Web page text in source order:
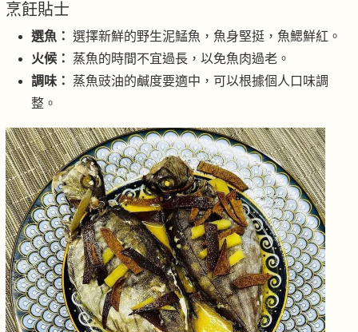
烹飪貼士
選魚： 選擇新鮮的野生泥鯭魚，魚身堅挺，魚鰓鮮紅。
火候：
蒸魚的時間不宜過長，以免魚肉過老。
調味：
蒸魚豉油的鹹度要適中，可以根據個人口味調
整。